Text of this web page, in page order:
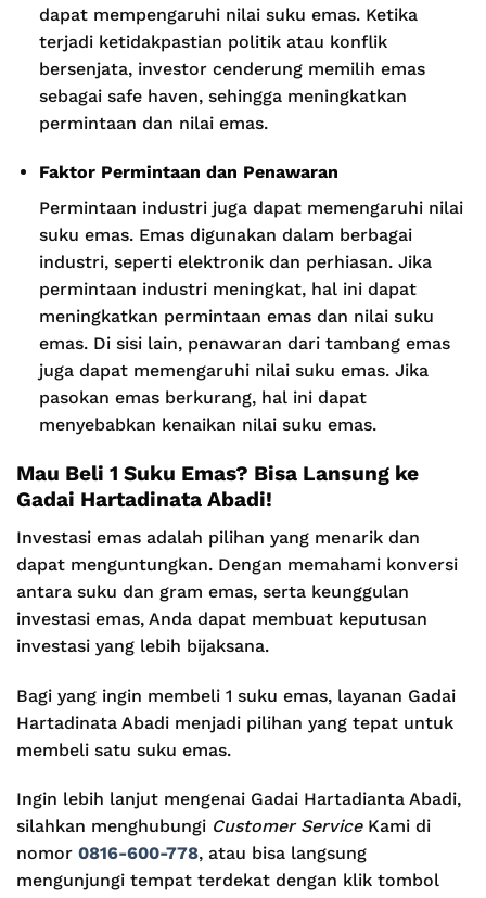
dapat mempengaruhi nilai suku emas. Ketika
terjadi ketidakpastian politik atau konflik
bersenjata, investor cenderung memilih emas
sebagai safe haven, sehingga meningkatkan
permintaan dan nilai emas.
Faktor Permintaan dan Penawaran
Permintaan industri juga dapat memengaruhi nilai
suku emas. Emas digunakan dalam berbagai
industri, seperti elektronik dan perhiasan. Jika
permintaan industri meningkat, hal ini dapat
meningkatkan permintaan emas dan nilai suku
emas. Di sisi lain, penawaran dari tambang emas
juga dapat memengaruhi nilai suku emas. Jika
pasokan emas berkurang, hal ini dapat
menyebabkan kenaikan nilai suku emas.
Mau Beli 1 Suku Emas? Bisa Lansung ke
Gadai Hartadinata Abadi!
Investasi emas adalah pilihan yang menarik dan
dapat menguntungkan. Dengan memahami konversi
antara suku dan gram emas, serta keunggulan
investasi emas, Anda dapat membuat keputusan
investasi yang lebih bijaksana.
Bagi yang ingin membeli 1 suku emas, layanan Gadai
Hartadinata Abadi menjadi pilihan yang tepat untuk
membeli satu suku emas.
Ingin lebih lanjut mengenai Gadai Hartadianta Abadi,
silahkan menghubungi Customer ServiceKami di
nomor 0816-600-778, atau bisa langsung
mengunjungi tempat terdekat dengan klik tombol